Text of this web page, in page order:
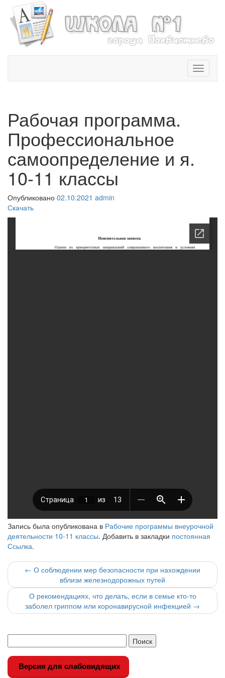
T
o
Рабочая программа.
Профессиональное
самоопределение и я.
10-11 классы
Опубликовано 02.10.2021 admin
Скачать
Запись была опубликована в Рабочие программы внеурочной
деятельности 10-11 классы. Добавить в закладки постоянная
Ссылка.
Навигация
по
записи
← О соблюдении мер безопасности при нахождении
вблизи железнодорожных путей
О рекомендациях, что делать, если в семье кто-то
заболел гриппом или коронавирусной инфекцией →
Версия для слабовидящих